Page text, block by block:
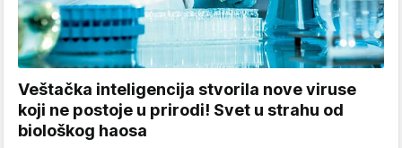
Veštačka inteligencija stvorila nove viruse
koji ne postoje u prirodi! Svet u strahu od
biološkog haosa